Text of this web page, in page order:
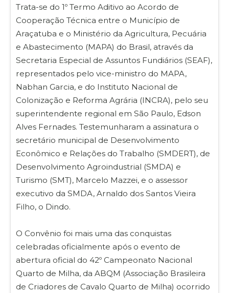
Trata-se do 1º Termo Aditivo ao Acordo de
Cooperação Técnica entre o Município de
Araçatuba e o Ministério da Agricultura, Pecuária
e Abastecimento (MAPA) do Brasil, através da
Secretaria Especial de Assuntos Fundiários (SEAF),
representados pelo vice-ministro do MAPA,
Nabhan Garcia, e do Instituto Nacional de
Colonização e Reforma Agrária (INCRA), pelo seu
superintendente regional em São Paulo, Edson
Alves Fernades. Testemunharam a assinatura o
secretário municipal de Desenvolvimento
Econômico e Relações do Trabalho (SMDERT), de
Desenvolvimento Agroindustrial (SMDA) e
Turismo (SMT), Marcelo Mazzei, e o assessor
executivo da SMDA, Arnaldo dos Santos Vieira
Filho, o Dindo.
O Convênio foi mais uma das conquistas
celebradas oficialmente após o evento de
abertura oficial do 42º Campeonato Nacional
Quarto de Milha, da ABQM (Associação Brasileira
de Criadores de Cavalo Quarto de Milha) ocorrido